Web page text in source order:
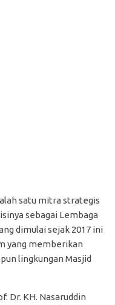
satu mitra strategis
sebagai Lembaga
dimulai sejak 2017 ini
yang memberikan
lingkungan Masjid
Dr. KH. Nasaruddin